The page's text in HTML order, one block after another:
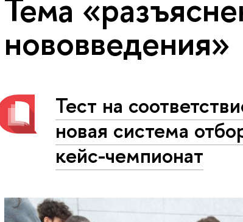
нововведения»
Тест на
новая система
кейс-чемпионат